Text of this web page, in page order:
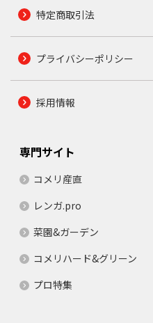
特定商取引法
プライバシーポリシー
採用情報
専門サイト
コメリ産直
レンガ.pro
菜園&ガーデン
コメリハード&グリーン
プロ特集